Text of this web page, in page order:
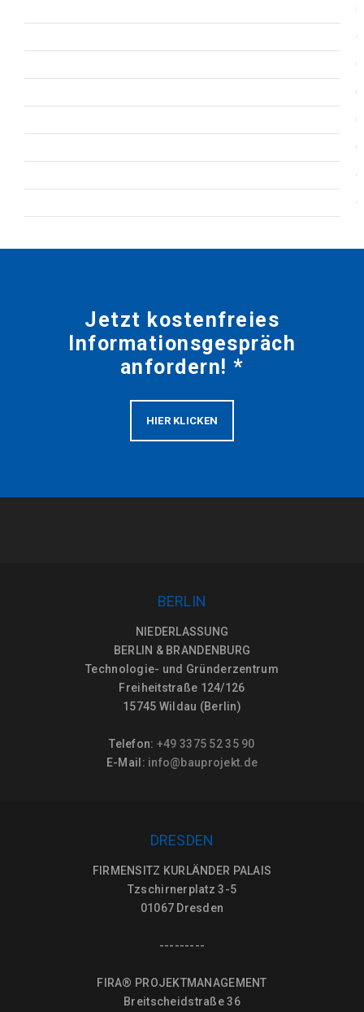
Jetzt kostenfreies
Informationsgespräch
anfordern! *
HIER KLICKEN
BERLIN
NIEDERLASSUNG
BERLIN & BRANDENBURG
Technologie- und Gründerzentrum
Freiheitstraße 124/126
15745 Wildau (Berlin)
Telefon: +49 3375 52 35 90
E-Mail: info@bauprojekt.de
DRESDEN
FIRMENSITZ KURLÄNDER PALAIS
Tzschirnerplatz 3-5
01067 Dresden
---------
FIRA® PROJEKTMANAGEMENT
Breitscheidstraße 36